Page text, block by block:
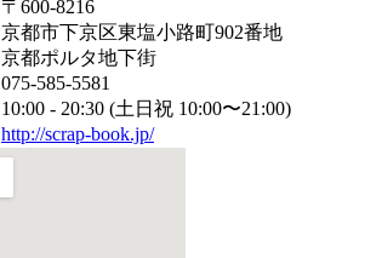
〒600-8216
京都市下京区東塩小路町902番地
京都ポルタ地下街
075-585-5581
10:00 - 20:30 (土日祝 10:00〜21:00)
http://scrap-book.jp/